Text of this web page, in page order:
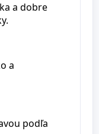
a dobre
a
podľa